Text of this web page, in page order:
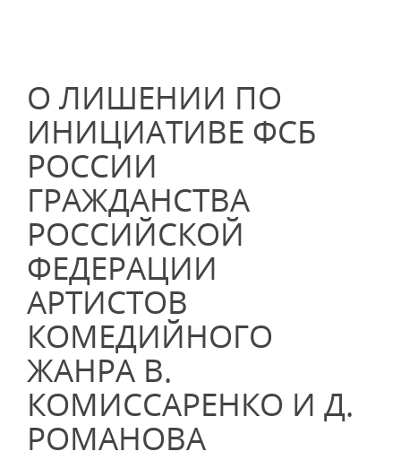
О ЛИШЕНИИ ПО
ИНИЦИАТИВЕ ФСБ
РОССИИ
ГРАЖДАНСТВА
РОССИЙСКОЙ
ФЕДЕРАЦИИ
АРТИСТОВ
КОМЕДИЙНОГО
ЖАНРА В.
КОМИССАРЕНКО И Д.
РОМАНОВА